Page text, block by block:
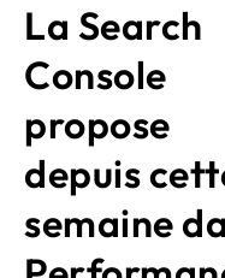
La Search
Console
propose
depuis
semaine